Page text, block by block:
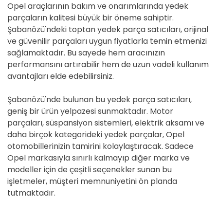
Opel araçlarının bakım ve onarımlarında yedek
parçaların kalitesi büyük bir öneme sahiptir.
Şabanözü'ndeki toptan yedek parça satıcıları, orijinal
ve güvenilir parçaları uygun fiyatlarla temin etmenizi
sağlamaktadır. Bu sayede hem aracınızın
performansını artırabilir hem de uzun vadeli kullanım
avantajları elde edebilirsiniz.
Şabanözü'nde bulunan bu yedek parça satıcıları,
geniş bir ürün yelpazesi sunmaktadır. Motor
parçaları, süspansiyon sistemleri, elektrik aksamı ve
daha birçok kategorideki yedek parçalar, Opel
otomobillerinizin tamirini kolaylaştıracak. Sadece
Opel markasıyla sınırlı kalmayıp diğer marka ve
modeller için de çeşitli seçenekler sunan bu
işletmeler, müşteri memnuniyetini ön planda
tutmaktadır.